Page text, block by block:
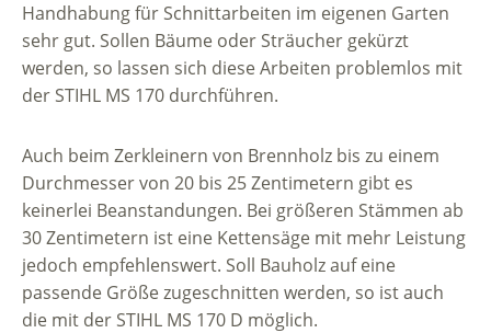
Handhabung für Schnittarbeiten im eigenen Garten
sehr gut. Sollen Bäume oder Sträucher gekürzt
werden, so lassen sich diese Arbeiten problemlos mit
der STIHL MS 170 durchführen.
Auch beim Zerkleinern von Brennholz bis zu einem
Durchmesser von 20 bis 25 Zentimetern gibt es
keinerlei Beanstandungen. Bei größeren Stämmen ab
30 Zentimetern ist eine Kettensäge mit mehr Leistung
jedoch empfehlenswert. Soll Bauholz auf eine
passende Größe zugeschnitten werden, so ist auch
die mit der STIHL MS 170 D möglich.